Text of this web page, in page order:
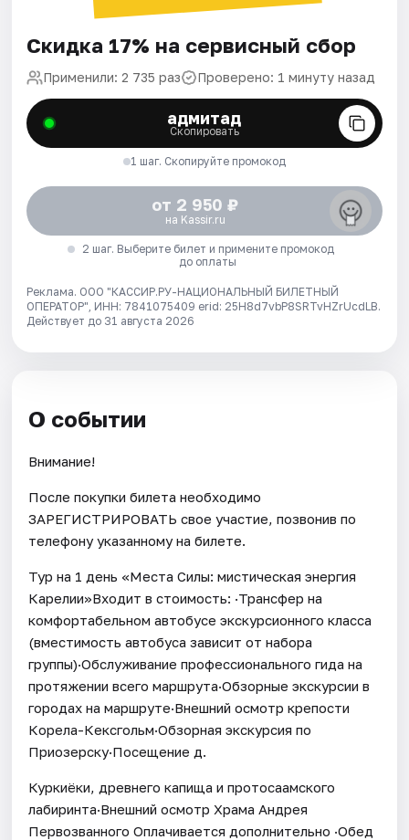
Скидка 17% на сервисный сбор
Применили: 2 735 раз Проверено: 1 минуту назад
адмитад
Скопировать
1 шаг. Скопируйте промокод
от 2 950 ₽
на Kassir.ru
2 шаг. Выберите билет и примените промокод
до оплаты
Реклама. ООО "КАССИР.РУ-НАЦИОНАЛЬНЫЙ БИЛЕТНЫЙ
ОПЕРАТОР", ИНН: 7841075409 erid: 25H8d7vbP8SRTvHZrUcdLB.
Действует до 31 августа 2026
О событии
Внимание!
После покупки билета необходимо
ЗАРЕГИСТРИРОВАТЬ свое участие, позвонив по
телефону указанному на билете.
Тур на 1 день «Места Силы: мистическая энергия
Карелии»Входит в стоимость: ·Трансфер на
комфортабельном автобусе экскурсионного класса
(вместимость автобуса зависит от набора
группы)·Обслуживание профессионального гида на
протяжении всего маршрута·Обзорные экскурсии в
городах на маршруте·Внешний осмотр крепости
Корела-Кексгольм·Обзорная экскурсия по
Приозерску·Посещение д.
Куркиёки, древнего капища и протосаамского
лабиринта·Внешний осмотр Храма Андрея
Первозванного Оплачивается дополнительно ·Обед